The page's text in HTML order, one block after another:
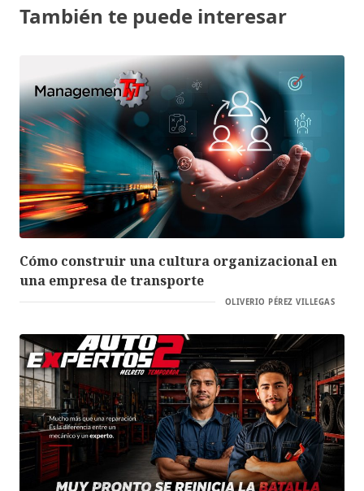
También te puede interesar
Cómo construir una cultura organizacional en
una empresa de transporte
OLIVERIO PÉREZ VILLEGAS